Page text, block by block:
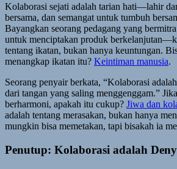
Kolaborasi sejati adalah tarian hati—lahir
bersama, dan semangat untuk tumbuh
Bayangkan seorang pedagang yang
untuk menciptakan produk
tentang ikatan, bukan hanya keuntungan.
menangkap ikatan itu? Keintiman manusia.
Seorang penyair berkata, “Kolaborasi
dari tangan yang saling menggenggam.”
berharmoni, apakah itu cukup? Jiwa dan
adalah tentang merasakan, bukan hanya
mungkin bisa memetakan, tapi bisakah ia
Penutup: Kolaborasi adalah